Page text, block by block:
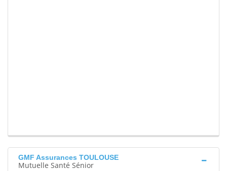
GMF Assurances TOULOUSE
Mutuelle Santé Sénior